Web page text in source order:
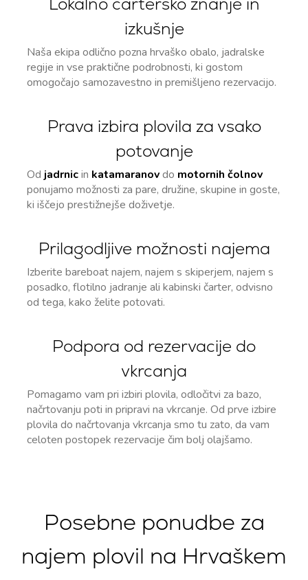
izkušnje
Naša ekipa odlično pozna hrvaško obalo, jadralske
regije in vse praktične podrobnosti, ki gostom
omogočajo samozavestno in premišljeno rezervacijo.
Prava izbira plovila za vsako
potovanje
Od jadrnicin katamaranovdo motornih čolnov
ponujamo možnosti za pare, družine, skupine in goste,
ki iščejo prestižnejše doživetje.
Prilagodljive možnosti najema
Izberite bareboat najem, najem s skiperjem, najem s
posadko, flotilno jadranje ali kabinski čarter, odvisno
od tega, kako želite potovati.
Podpora od rezervacije do
vkrcanja
Pomagamo vam pri izbiri plovila, odločitvi za bazo,
načrtovanju poti in pripravi na vkrcanje. Od prve izbire
plovila do načrtovanja vkrcanja smo tu zato, da vam
celoten postopek rezervacije čim bolj olajšamo.
Posebne ponudbe za
najem plovil na Hrvaškem